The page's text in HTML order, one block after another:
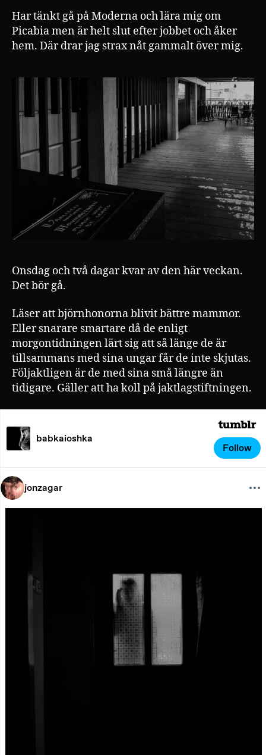
Har tänkt gå på Moderna och lära mig om
Picabia men är helt slut efter jobbet och åker
hem. Där drar jag strax nåt gammalt över mig.
Onsdag och två dagar kvar av den här veckan.
Det bör gå.
Läser att björnhonorna blivit bättre mammor.
Eller snarare smartare då de enligt
morgontidningen lärt sig att så länge de är
tillsammans med sina ungar får de inte skjutas.
Följaktligen är de med sina små längre än
tidigare. Gäller att ha koll på jaktlagstiftningen.